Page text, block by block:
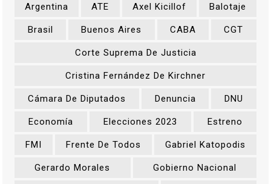
Argentina ATE Axel Kicillof Balotaje
Brasil Buenos Aires CABA CGT
Corte Suprema De Justicia
Cristina Fernández De Kirchner
Cámara De Diputados Denuncia DNU
Economía Elecciones 2023 Estreno
FMI Frente De Todos Gabriel Katopodis
Gerardo Morales Gobierno Nacional